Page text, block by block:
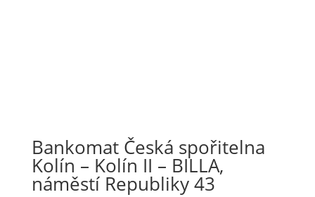
Bankomat Česká spořitelna
Kolín – Kolín II – BILLA,
náměstí Republiky 43